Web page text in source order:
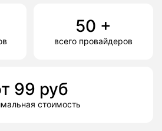
50 +
всего провайдеров
99 руб
стоимость